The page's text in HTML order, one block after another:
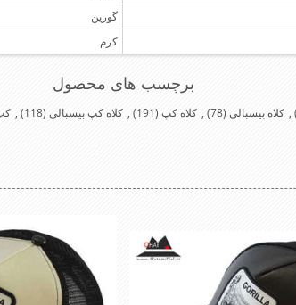
گورین
کرم
برچسب های محصول
, کلاه بیسبالی (78)
, کلاه کپ (191)
, کلاه کپ بیسبالی (118)
,